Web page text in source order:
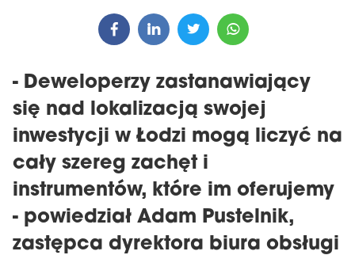
- Deweloperzy zastanawiający
się nad lokalizacją swojej
inwestycji w Łodzi mogą liczyć na
cały szereg zachęt i
instrumentów, które im oferujemy
- powiedział Adam Pustelnik,
zastępca dyrektora biura obsługi